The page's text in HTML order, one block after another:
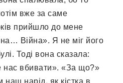
вже за саме
прийшло до мене
Війна». Я не міг його
Тоді вона сказала:
нас вбивати». «За що?»